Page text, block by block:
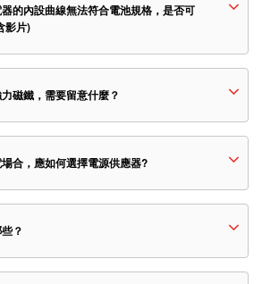
的內設曲線無法符合電池規格，是否可
影片)
磁鐵，需要留意什麼？
合，應如何選擇電源供應器?
？